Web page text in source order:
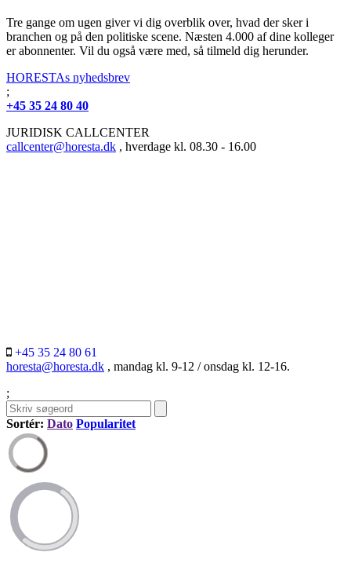
Tre gange om ugen giver vi dig overblik over, hvad der sker i
branchen og på den politiske scene. Næsten 4.000 af dine kolleger
er abonnenter. Vil du også være med, så tilmeld dig herunder.
HORESTAs nyhedsbrev
;
+45 35 24 80 40
JURIDISK CALLCENTER
callcenter@horesta.dk , hverdage kl. 08.30 - 16.00
+45 35 24 80 61
horesta@horesta.dk , mandag kl. 9-12 / onsdag kl. 12-16.
;
Sortér: Dato Popularitet